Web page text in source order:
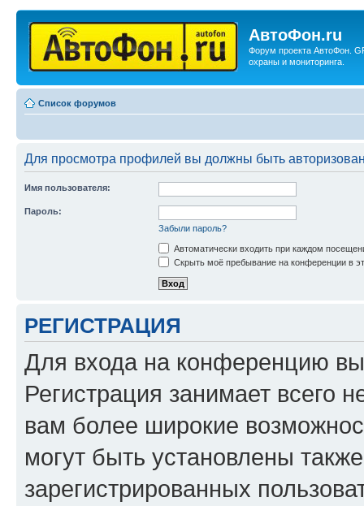
АвтоФон.ru
Форум проекта АвтоФон.
охраны и мониторинга.
Список форумов
Для просмотра профилей вы должны быть
Имя пользователя:
Пароль:
Забыли пароль?
Автоматически входить при каждом
Скрыть моё пребывание на конференции в
РЕГИСТРАЦИЯ
Для входа на конференцию
Регистрация занимает всего
вам более широкие
могут быть установлены
зарегистрированных